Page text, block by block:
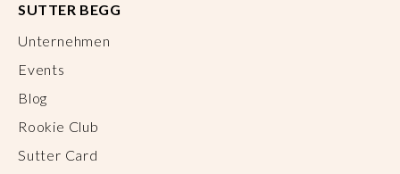
SUTTER BEGG
Unternehmen
Events
Blog
Rookie Club
Sutter Card